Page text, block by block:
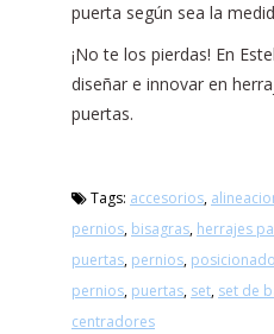
puerta según sea la
¡No te los pierdas! En
diseñar e innovar en
puertas.
Tags: accesorios,
pernios, bisagras, herrajes
puertas, pernios,
pernios, puertas, set, set de
centradores